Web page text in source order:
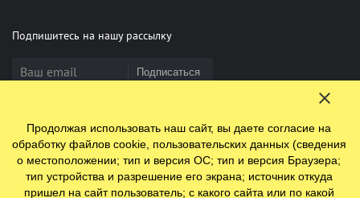
Подпишитесь на нашу рассылку
Подписаться
Нашли опечатку? Выделите фрагмент и нажмите Ctrl+Enter
Продолжая использовать наш сайт, вы даете согласие на
обработку файлов cookie, пользовательских данных (сведения
о местоположении; тип и версия ОС; тип и версия Браузера;
тип устройства и разрешение его экрана; источник откуда
пришел на сайт пользователь; с какого сайта или по какой